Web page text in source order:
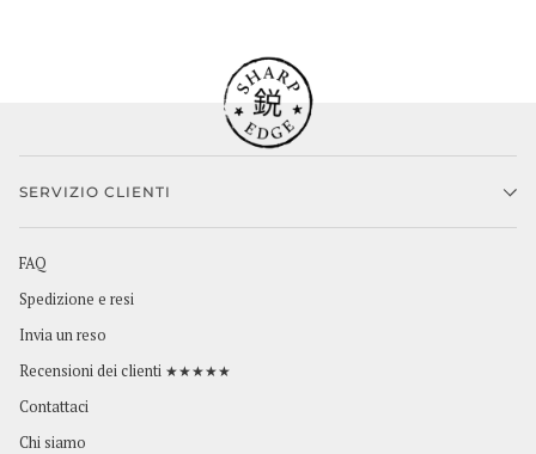
SERVIZIO CLIENTI
FAQ
Spedizione e resi
Invia un reso
Recensioni dei clienti ★★★★★
Contattaci
Chi siamo